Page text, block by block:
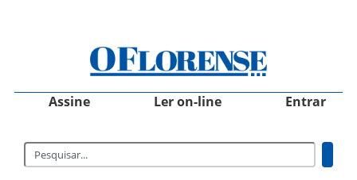
Assine Ler on-line Entrar